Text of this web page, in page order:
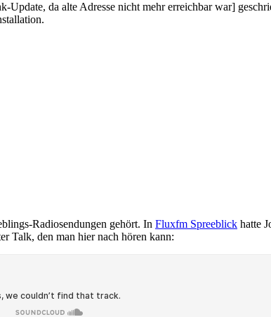
Update, da alte Adresse nicht mehr erreichbar war]
Radiosendungen gehört. In Fluxfm Spreeblick hatte
Talk, den man hier nach hören kann: